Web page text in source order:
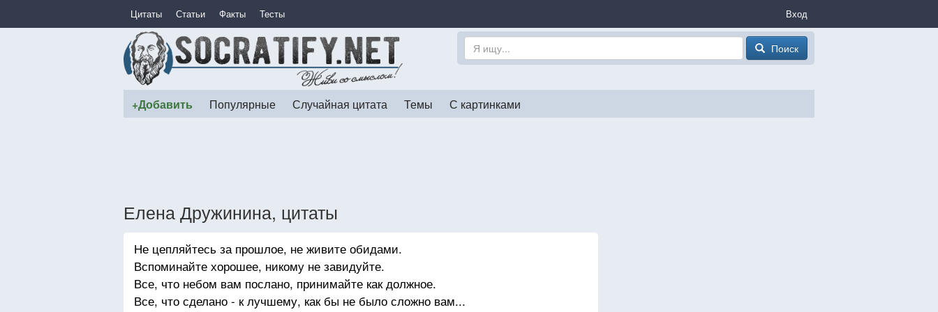
Цитаты Статьи Факты Тесты Вход
Поиск
+Добавить Популярные Случайная цитата Темы С картинками
Елена Дружинина, цитаты
Не цепляйтесь за прошлое, не живите обидами.
Вспоминайте хорошее, никому не завидуйте.
Все, что небом вам послано, принимайте как должное.
Все, что сделано - к лучшему, как бы не было сложно вам...